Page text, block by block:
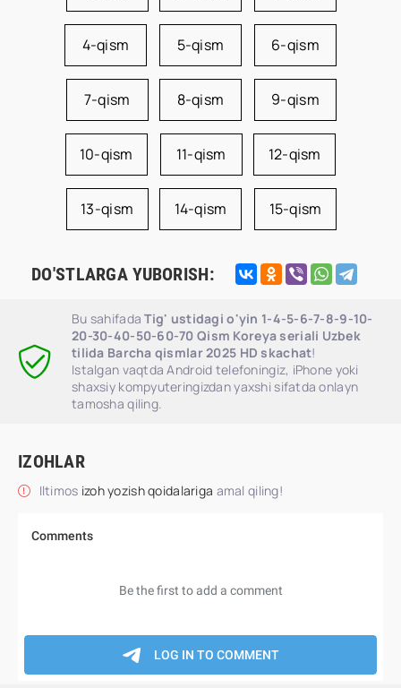
4-qism 5-qism 6-qism
7-qism 8-qism 9-qism
10-qism 11-qism 12-qism
13-qism 14-qism 15-qism
DO'STLARGA YUBORISH:
Bu sahifadaTig' ustidagi o'yin 1-4-5-6-7-8-9-10-
20-30-40-50-60-70 Qism Koreya seriali Uzbek
tilida Barcha qismlar 2025 HD skachat!
Istalgan vaqtda Android telefoningiz, iPhone yoki
shaxsiy kompyuteringizdan yaxshi sifatda onlayn
tamosha qiling.
IZOHLAR
Iltimos izoh yozish qoidalariga amal qiling!